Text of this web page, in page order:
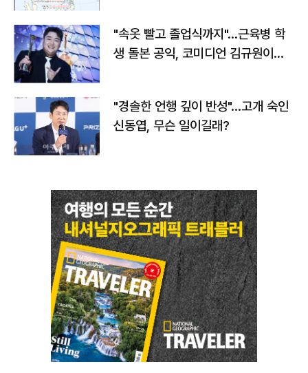
"속옷 빨고 졸업식까지"…근육병 학
생 돌본 공익, 코미디언 김규원이었
"경솔한 언행 깊이 반성"…고개 숙인
신동엽, 무슨 일이길래?